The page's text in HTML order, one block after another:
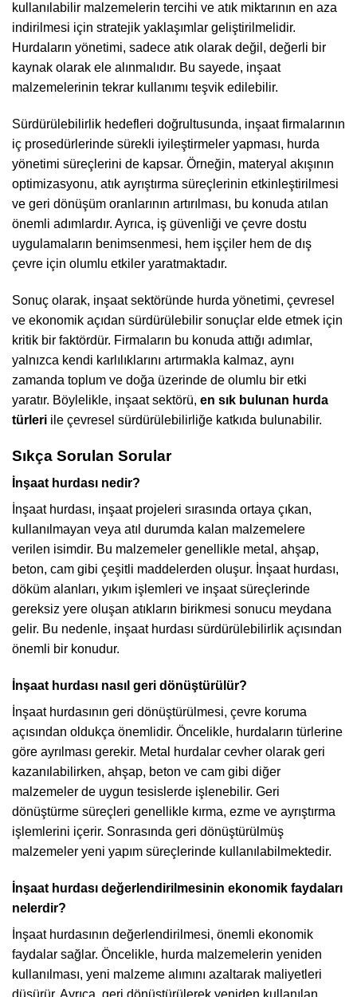
kullanılabilir malzemelerin tercihi ve atık miktarının en aza
indirilmesi için stratejik yaklaşımlar geliştirilmelidir.
Hurdaların yönetimi, sadece atık olarak değil, değerli bir
kaynak olarak ele alınmalıdır. Bu sayede, inşaat
malzemelerinin tekrar kullanımı teşvik edilebilir.
Sürdürülebilirlik hedefleri doğrultusunda, inşaat firmalarının
iç prosedürlerinde sürekli iyileştirmeler yapması, hurda
yönetimi süreçlerini de kapsar. Örneğin, materyal akışının
optimizasyonu, atık ayrıştırma süreçlerinin etkinleştirilmesi
ve geri dönüşüm oranlarının artırılması, bu konuda atılan
önemli adımlardır. Ayrıca, iş güvenliği ve çevre dostu
uygulamaların benimsenmesi, hem işçiler hem de dış
çevre için olumlu etkiler yaratmaktadır.
Sonuç olarak, inşaat sektöründe hurda yönetimi, çevresel
ve ekonomik açıdan sürdürülebilir sonuçlar elde etmek için
kritik bir faktördür. Firmaların bu konuda attığı adımlar,
yalnızca kendi karlılıklarını artırmakla kalmaz, aynı
zamanda toplum ve doğa üzerinde de olumlu bir etki
yaratır. Böylelikle, inşaat sektörü, en sık bulunan hurda
türleri ile çevresel sürdürülebilirliğe katkıda bulunabilir.
Sıkça Sorulan Sorular
İnşaat hurdası nedir?
İnşaat hurdası, inşaat projeleri sırasında ortaya çıkan,
kullanılmayan veya atıl durumda kalan malzemelere
verilen isimdir. Bu malzemeler genellikle metal, ahşap,
beton, cam gibi çeşitli maddelerden oluşur. İnşaat hurdası,
döküm alanları, yıkım işlemleri ve inşaat süreçlerinde
gereksiz yere oluşan atıkların birikmesi sonucu meydana
gelir. Bu nedenle, inşaat hurdası sürdürülebilirlik açısından
önemli bir konudur.
İnşaat hurdası nasıl geri dönüştürülür?
İnşaat hurdasının geri dönüştürülmesi, çevre koruma
açısından oldukça önemlidir. Öncelikle, hurdaların türlerine
göre ayrılması gerekir. Metal hurdalar cevher olarak geri
kazanılabilirken, ahşap, beton ve cam gibi diğer
malzemeler de uygun tesislerde işlenebilir. Geri
dönüştürme süreçleri genellikle kırma, ezme ve ayrıştırma
işlemlerini içerir. Sonrasında geri dönüştürülmüş
malzemeler yeni yapım süreçlerinde kullanılabilmektedir.
İnşaat hurdası değerlendirilmesinin ekonomik faydaları
nelerdir?
İnşaat hurdasının değerlendirilmesi, önemli ekonomik
faydalar sağlar. Öncelikle, hurda malzemelerin yeniden
kullanılması, yeni malzeme alımını azaltarak maliyetleri
düşürür. Ayrıca, geri dönüştürülerek yeniden kullanılan